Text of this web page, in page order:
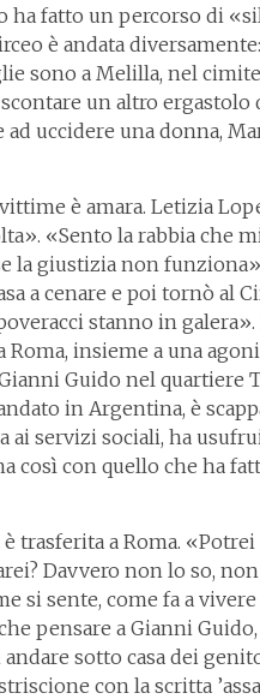
ha fatto un percorso di
è andata
sono a Melilla, nel
un altro
uccidere una donna,
è amara. Letizia
«Sento la rabbia che
la giustizia non
a cenare e poi tornò al
stanno in
Roma, insieme a una
Guido nel quartiere
in Argentina, è
ai servizi sociali, ha
così con quello che ha
trasferita a Roma.
Davvero non lo so,
si sente, come fa a
pensare a Gianni
sotto casa dei
con la scritta